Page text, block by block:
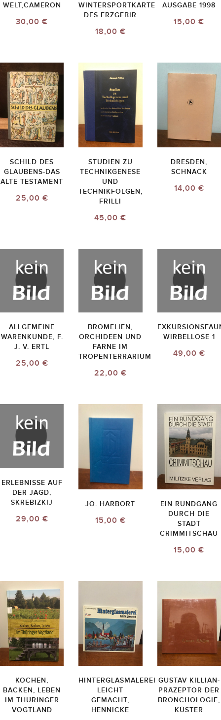
WELT,CAMERON
30,00 €
WINTERSPORTKARTE
DES ERZGEBIR
18,00 €
AUSGABE 1998
15,00 €
SCHILD DES
GLAUBENS-DAS
ALTE TESTAMENT
25,00 €
STUDIEN ZU
TECHNIKGENESE
UND
TECHNIKFOLGEN,
FRILLI
45,00 €
DRESDEN,
SCHNACK
14,00 €
ALLGEMEINE
WARENKUNDE, F.
J. V. ERTL
25,00 €
BROMELIEN,
ORCHIDEEN UND
FARNE IM
TROPENTERRARIUM
22,00 €
WIRBELLOSE 1
49,00 €
ERLEBNISSE AUF
DER JAGD,
SKREBIZKIJ
29,00 €
JO. HARBORT
15,00 €
EIN RUNDGANG
DURCH DIE
STADT
CRIMMITSCHAU
15,00 €
KOCHEN,
BACKEN, LEBEN
IM THÜRINGER
VOGTLAND
HINTERGLASMALEREI
LEICHT
GEMACHT,
HENNICKE
GUSTAV KILLIAN-
PRÄZEPTOR DER
BRONCHOLOGIE,
KÜSTER